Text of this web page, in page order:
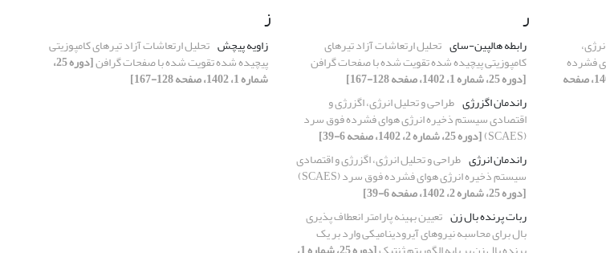
فشرده
[دوره 25، شماره 2، 1402، صفحه
ر
رابطه هالپین-سای تحلیل ارتعاشات آزاد تیرهای
کامپوزیتی پیچیده شده تقویت شده با صفحات گرافن
[دوره 25، شماره 1، 1402، صفحه 128-167]
راندمان اگزرژی طراحی و تحلیل انرژی، اگزرژی و
اقتصادی سیستم ذخیره انرژی هوای فشرده فوق سرد
(SCAES)
[دوره 25، شماره 2، 1402، صفحه 6-39]
راندمان انرژی طراحی و تحلیل انرژی، اگزرژی و اقتصادی
سیستم ذخیره انرژی هوای فشرده فوق سرد (SCAES)
[دوره 25، شماره 2، 1402، صفحه 6-39]
ربات پرنده بال ‌زن تعیین بهینه پارامتر انعطاف پذیری
بال برای محاسبه نیروهای آیرودینامیکی وارد بر یک
ز
زاویه پیچش تحلیل ارتعاشات آزاد تیرهای کامپوزیتی
پیچیده شده تقویت شده با صفحات گرافن [دوره 25،
شماره 1، 1402، صفحه 128-167]